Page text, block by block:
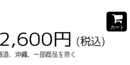
カート